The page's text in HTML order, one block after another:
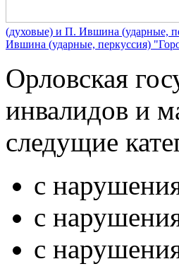
(духовые) и П. Ившина (ударные,
Ившина (ударные, перкуссия)
Орловская
инвалидов и
следущие
с
с
с